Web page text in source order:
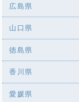
広島県
山口県
徳島県
香川県
愛媛県